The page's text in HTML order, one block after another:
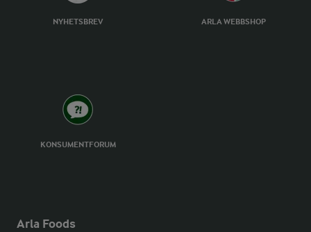
NYHETSBREV ARLA WEBBSHOP
KONSUMENTFORUM
Arla Foods